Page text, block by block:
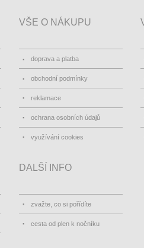
obchodní podmínky
reklamace
ochrana osobních údajů
využívání cookies
cesta od plen k nočníku